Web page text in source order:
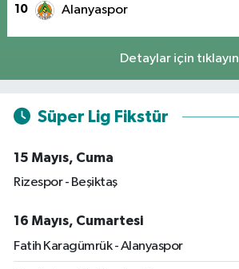
10 Alanyaspor
Detaylar için tıklayın
Süper Lig Fikstür
15 Mayıs, Cuma
Rizespor - Beşiktaş
16 Mayıs, Cumartesi
Fatih Karagümrük - Alanyaspor